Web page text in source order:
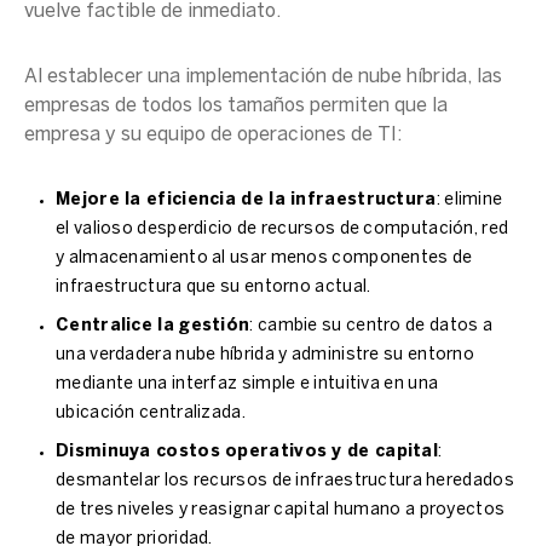
vuelve factible de inmediato.
Al establecer una implementación de nube híbrida, las
empresas de todos los tamaños permiten que la
empresa y su equipo de operaciones de TI:
Mejore la eficiencia de la infraestructura: elimine
el valioso desperdicio de recursos de computación, red
y almacenamiento al usar menos componentes de
infraestructura que su entorno actual.
Centralice la gestión: cambie su centro de datos a
una verdadera nube híbrida y administre su entorno
mediante una interfaz simple e intuitiva en una
ubicación centralizada.
Disminuya costos operativos y de capital :
desmantelar los recursos de infraestructura heredados
de tres niveles y reasignar capital humano a proyectos
de mayor prioridad.